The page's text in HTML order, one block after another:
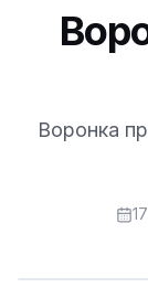
Воронка